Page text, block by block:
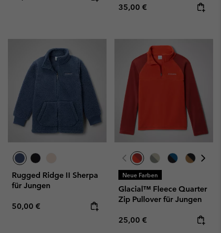
Regular price:
35,00 €
Rugged Ridge II Sherpa
für Jungen
Regular price:
50,00 €
Neue Farben
Glacial™ Fleece Quarter
Zip Pullover für Jungen
Regular price:
25,00 €